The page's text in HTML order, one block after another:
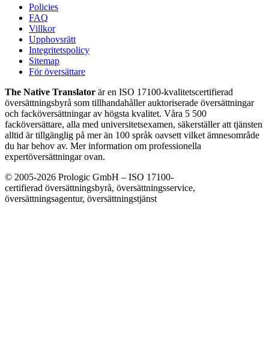
Policies
FAQ
Villkor
Upphovsrätt
Integritetspolicy
Sitemap
För översättare
The Native Translator är en ISO 17100-kvalitetscertifierad
översättningsbyrå som tillhandahåller auktoriserade översättningar
och facköversättningar av högsta kvalitet. Våra 5 500
facköversättare, alla med universitetsexamen, säkerställer att tjänsten
alltid är tillgänglig på mer än 100 språk oavsett vilket ämnesområde
du har behov av. Mer information om professionella
expertöversättningar ovan.
© 2005-2026 Prologic GmbH – ISO 17100-
certifierad översättningsbyrå, översättningsservice,
översättningsagentur, översättningstjänst